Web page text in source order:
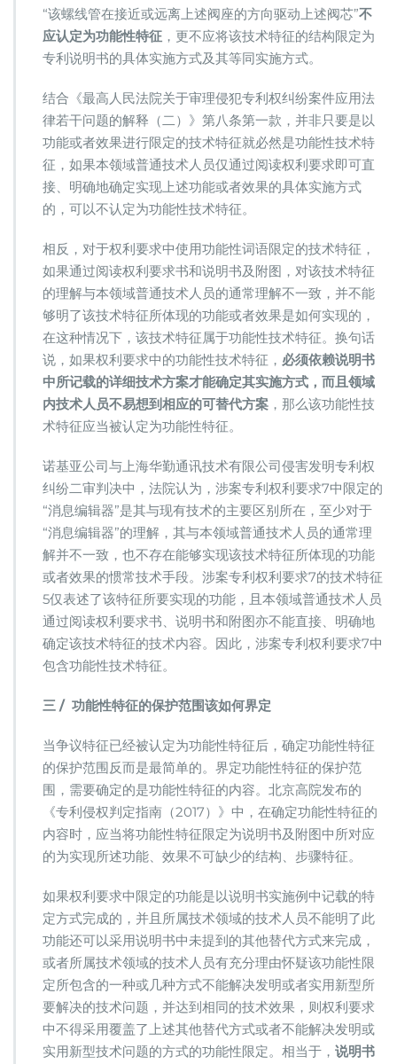
“该螺线管在接近或远离上述阀座的方向驱动上述阀芯”不
应认定为功能性特征 ，更不应将该技术特征的结构限定为
专利说明书的具体实施方式及其等同实施方式。
结合《最高人民法院关于审理侵犯专利权纠纷案件应用法
律若干问题的解释（二）》第八条第一款，并非只要是以
功能或者效果进行限定的技术特征就必然是功能性技术特
征，如果本领域普通技术人员仅通过阅读权利要求即可直
接、明确地确定实现上述功能或者效果的具体实施方式
的，可以不认定为功能性技术特征。
相反，对于权利要求中使用功能性词语限定的技术特征，
如果通过阅读权利要求书和说明书及附图，对该技术特征
的理解与本领域普通技术人员的通常理解不一致，并不能
够明了该技术特征所体现的功能或者效果是如何实现的，
在这种情况下，该技术特征属于功能性技术特征。换句话
说，如果权利要求中的功能性技术特征， 必须依赖说明书
中所记载的详细技术方案才能确定其实施方式，而且领域
内技术人员不易想到相应的可替代方案 ，那么该功能性技
术特征应当被认定为功能性特征。
诺基亚公司与上海华勤通讯技术有限公司侵害发明专利权
纠纷二审判决中，法院认为，涉案专利权利要求7中限定的
“消息编辑器”是其与现有技术的主要区别所在，至少对于
“消息编辑器”的理解，其与本领域普通技术人员的通常理
解并不一致，也不存在能够实现该技术特征所体现的功能
或者效果的惯常技术手段。涉案专利权利要求7的技术特征
5仅表述了该特征所要实现的功能，且本领域普通技术人员
通过阅读权利要求书、说明书和附图亦不能直接、明确地
确定该技术特征的技术内容。因此，涉案专利权利要求7中
包含功能性技术特征。
三 / 功能性特征的保护范围该如何界定
当争议特征已经被认定为功能性特征后，确定功能性特征
的保护范围反而是最简单的。界定功能性特征的保护范
围，需要确定的是功能性特征的内容。北京高院发布的
《专利侵权判定指南（2017）》中，在确定功能性特征的
内容时，应当将功能性特征限定为说明书及附图中所对应
的为实现所述功能、效果不可缺少的结构、步骤特征。
如果权利要求中限定的功能是以说明书实施例中记载的特
定方式完成的，并且所属技术领域的技术人员不能明了此
功能还可以采用说明书中未提到的其他替代方式来完成，
或者所属技术领域的技术人员有充分理由怀疑该功能性限
定所包含的一种或几种方式不能解决发明或者实用新型所
要解决的技术问题，并达到相同的技术效果，则权利要求
中不得采用覆盖了上述其他替代方式或者不能解决发明或
实用新型技术问题的方式的功能性限定。相当于， 说明书